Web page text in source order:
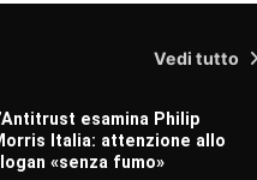
Vedi tutto
esamina Philip
Italia: attenzione allo
«senza fumo»